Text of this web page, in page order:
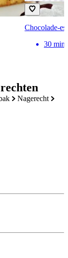
nagerecht
Chocolade-
30 min